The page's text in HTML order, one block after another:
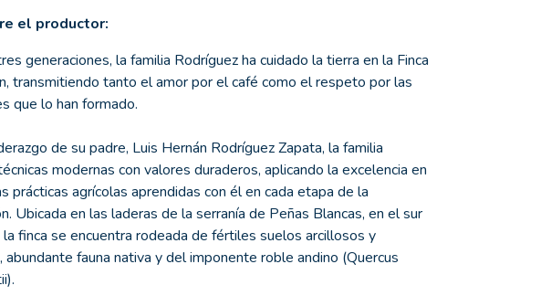
el productor:
generaciones, la familia Rodríguez ha cuidado la tierra en la Finca
transmitiendo tanto el amor por el café como el respeto por las
que lo han formado.
de su padre, Luis Hernán Rodríguez Zapata, la familia
modernas con valores duraderos, aplicando la excelencia en
prácticas agrícolas aprendidas con él en cada etapa de la
Ubicada en las laderas de la serranía de Peñas Blancas, en el sur
finca se encuentra rodeada de fértiles suelos arcillosos y
abundante fauna nativa y del imponente roble andino (Quercus